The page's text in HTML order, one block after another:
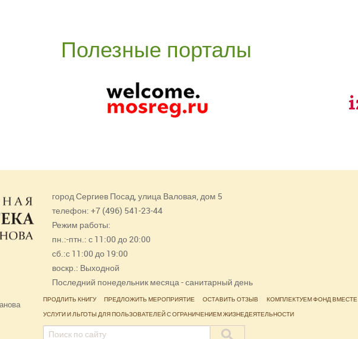
Полезные порталы
город Сергиев Посад, улица Валовая, дом 5
телефон: +7 (496) 541-23-44
Режим работы:
пн.:-птн.: с 11:00 до 20:00
сб.:с 11:00 до 19:00
воскр.: Выходной
Последний понедельник месяца - санитарный день
ПРОДЛИТЬ КНИГУ ПРЕДЛОЖИТЬ МЕРОПРИЯТИЕ ОСТАВИТЬ ОТЗЫВ
КОМПЛЕКТУЕМ ФОНД ВМЕСТЕ
УСЛУГИ И ЛЬГОТЫ ДЛЯ ПОЛЬЗОВАТЕЛЕЙ С ОГРАНИЧЕНИЕМ ЖИЗНЕДЕЯТЕЛЬНОСТИ